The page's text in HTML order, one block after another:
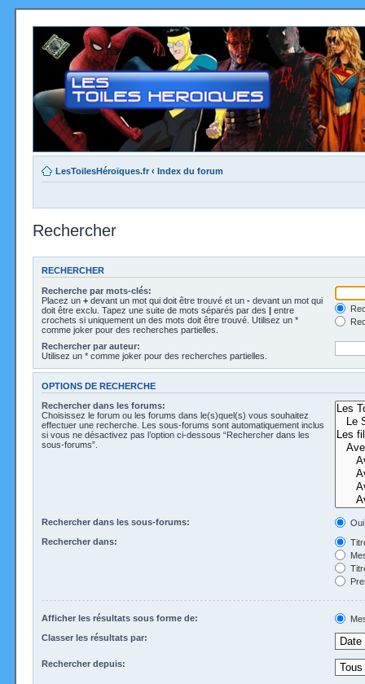
LesToilesHéroïques.fr ‹ Index du forum
Rechercher
RECHERCHER
Recherche par mots-clés:
Placez un + devant un mot qui doit être trouvé et un - devant un mot qui
doit être exclu. Tapez une suite de mots séparés par des | entre
crochets si uniquement un des mots doit être trouvé. Utilisez un *
comme joker pour des recherches partielles.
Rechercher par auteur:
Utilisez un * comme joker pour des recherches partielles.
OPTIONS DE RECHERCHE
Rechercher dans les forums:
Choisissez le forum ou les forums dans le(s)quel(s) vous souhaitez
effectuer une recherche. Les sous-forums sont automatiquement inclus
si vous ne désactivez pas l’option ci-dessous “Rechercher dans les
sous-forums”.
Rechercher dans les sous-forums:
Oui
Rechercher dans:
Afficher les résultats sous forme de:
Classer les résultats par:
Rechercher depuis: